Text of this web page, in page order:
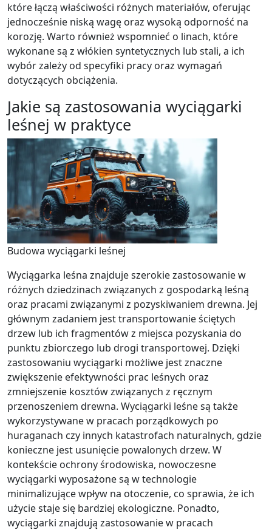
które łączą właściwości różnych materiałów, oferując
jednocześnie niską wagę oraz wysoką odporność na
korozję. Warto również wspomnieć o linach, które
wykonane są z włókien syntetycznych lub stali, a ich
wybór zależy od specyfiki pracy oraz wymagań
dotyczących obciążenia.
Jakie są zastosowania wyciągarki
leśnej w praktyce
Budowa wyciągarki leśnej
Wyciągarka leśna znajduje szerokie zastosowanie w
różnych dziedzinach związanych z gospodarką leśną
oraz pracami związanymi z pozyskiwaniem drewna. Jej
głównym zadaniem jest transportowanie ściętych
drzew lub ich fragmentów z miejsca pozyskania do
punktu zbiorczego lub drogi transportowej. Dzięki
zastosowaniu wyciągarki możliwe jest znaczne
zwiększenie efektywności prac leśnych oraz
zmniejszenie kosztów związanych z ręcznym
przenoszeniem drewna. Wyciągarki leśne są także
wykorzystywane w pracach porządkowych po
huraganach czy innych katastrofach naturalnych, gdzie
konieczne jest usunięcie powalonych drzew. W
kontekście ochrony środowiska, nowoczesne
wyciągarki wyposażone są w technologie
minimalizujące wpływ na otoczenie, co sprawia, że ich
użycie staje się bardziej ekologiczne. Ponadto,
wyciągarki znajdują zastosowanie w pracach